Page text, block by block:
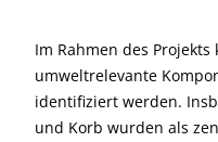
Im Rahmen des
umweltrelevante
identifiziert werden.
und Korb wurden als